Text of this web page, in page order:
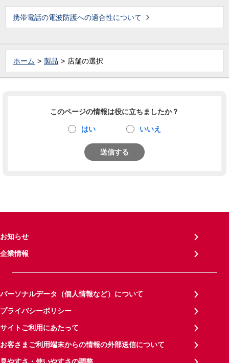
携帯電話の電波防護への適合性について
ホーム 製品 店舗の選択
このページの情報は役に立ちましたか？
はい いいえ
送信する
お知らせ
企業情報
パーソナルデータ（個人情報など）について
プライバシーポリシー
サイトご利用にあたって
お客さまご利用端末からの情報の外部送信について